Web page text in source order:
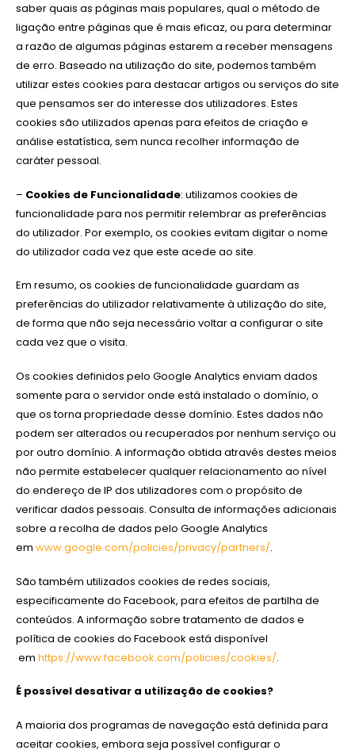
saber quais as páginas mais populares, qual o método de
ligação entre páginas que é mais eficaz, ou para determinar
a razão de algumas páginas estarem a receber mensagens
de erro. Baseado na utilização do site, podemos também
utilizar estes cookies para destacar artigos ou serviços do site
que pensamos ser do interesse dos utilizadores. Estes
cookies são utilizados apenas para efeitos de criação e
análise estatística, sem nunca recolher informação de
caráter pessoal.
– Cookies de Funcionalidade: utilizamos cookies de
funcionalidade para nos permitir relembrar as preferências
do utilizador. Por exemplo, os cookies evitam digitar o nome
do utilizador cada vez que este acede ao site.
Em resumo, os cookies de funcionalidade guardam as
preferências do utilizador relativamente à utilização do site,
de forma que não seja necessário voltar a configurar o site
cada vez que o visita.
Os cookies definidos pelo Google Analytics enviam dados
somente para o servidor onde está instalado o domínio, o
que os torna propriedade desse domínio. Estes dados não
podem ser alterados ou recuperados por nenhum serviço ou
por outro domínio. A informação obtida através destes meios
não permite estabelecer qualquer relacionamento ao nível
do endereço de IP dos utilizadores com o propósito de
verificar dados pessoais. Consulta de informações adicionais
sobre a recolha de dados pelo Google Analytics
em www.google.com/policies/privacy/partners/.
São também utilizados cookies de redes sociais,
especificamente do Facebook, para efeitos de partilha de
conteúdos. A informação sobre tratamento de dados e
política de cookies do Facebook está disponível
em https://www.facebook.com/policies/cookies/.
É possível desativar a utilização de cookies?
A maioria dos programas de navegação está definida para
aceitar cookies, embora seja possível configurar o